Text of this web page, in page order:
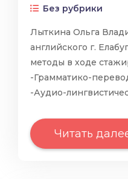
Без рубрики
Лыткина Ольга
английского г.
методы в ходе
-Грамматико-
-Аудио-
Читать